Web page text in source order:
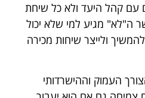
עם קהל היעד ולא כל שיחת
ה"לא" מגיע למי שלא יכול
ולייצר שיחות מכירה
העמוק וההישרדותי